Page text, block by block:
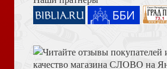
е изд., перераб., и доп.,